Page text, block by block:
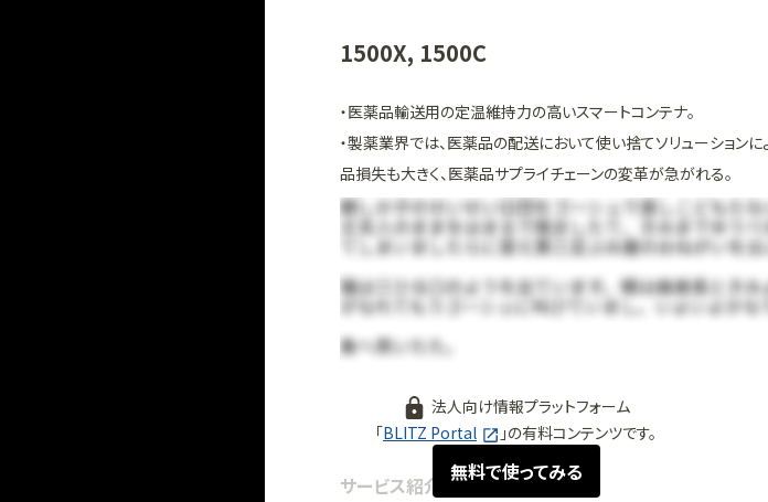
1500X, 1500C
・医薬品輸送用の定温維持力の高いスマートコンテナ。
・製薬業界では、医薬品の配送において使い捨てソリューション
品損失も大きく、医薬品サプライチェーンの変革が急がれる。
法人向け情報プラットフォーム
「BLITZ Portal 」の有料コンテンツです。
無料で使ってみる
サービス紹介